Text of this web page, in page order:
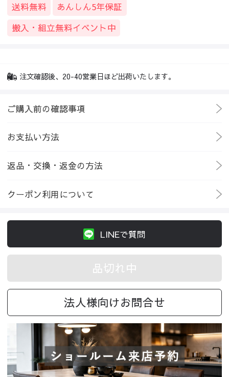
送料無料
あんしん5年保証
搬入・組立無料イベント中
注文確認後、20-40営業日ほど出荷いたします。
ご購入前の確認事項
お支払い方法
返品・交換・返金の方法
クーポン利用について
LINEで質問
品切れ中
法人様向けお問合せ